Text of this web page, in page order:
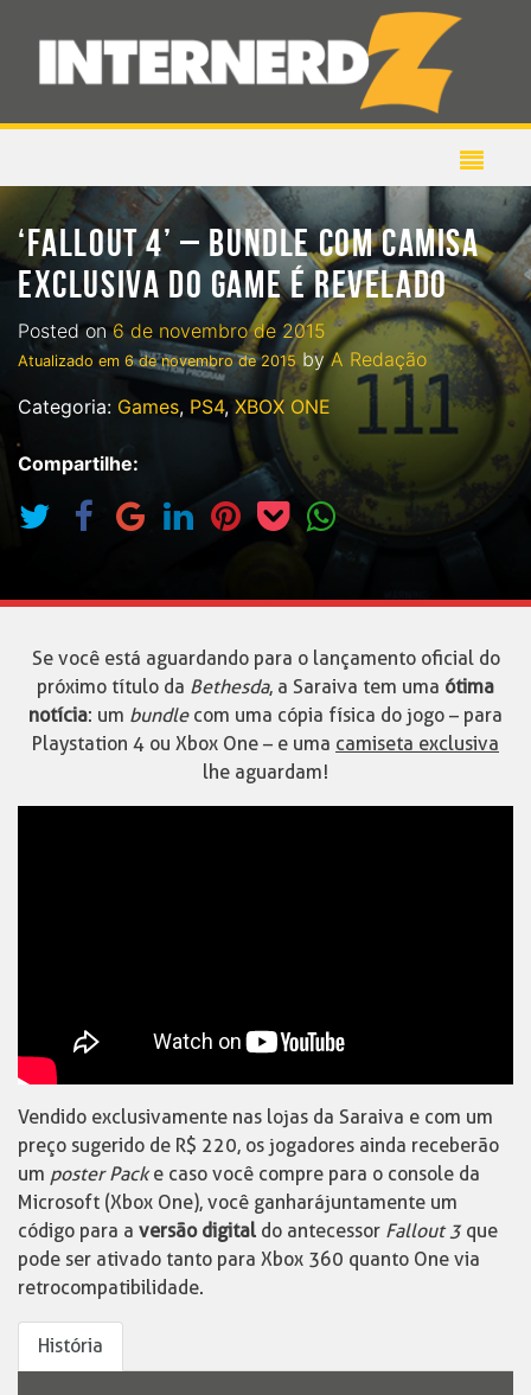
‘FALLOUT 4’ – BUNDLE COM CAMISA
EXCLUSIVA DO GAME É REVELADO
Posted on6 de novembro de 2015
Atualizado em 6 de novembro de 2015byA Redação
Categoria: Games, PS4, XBOX ONE
Compartilhe:
Se você está aguardando para o lançamento oficial do
próximo título da Bethesda, a Saraiva tem uma ótima
notícia: um bundlecom uma cópia física do jogo – para
Playstation 4 ou Xbox One – e uma camiseta exclusiva
lhe aguardam!
Vendido exclusivamente nas lojas da Saraiva e com um
preço sugerido de R$ 220, os jogadores ainda receberão
um poster Packe caso você compre para o console da
Microsoft (Xbox One), você ganhará juntamente um
código para a versão digital do antecessor Fallout 3 que
pode ser ativado tanto para Xbox 360 quanto One via
retrocompatibilidade.
História